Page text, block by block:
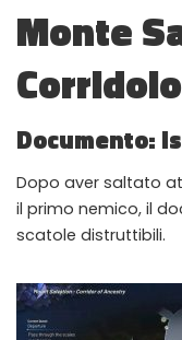
Monte
Documento:
Dopo aver saltato
il primo nemico, il
scatole distruttibili.